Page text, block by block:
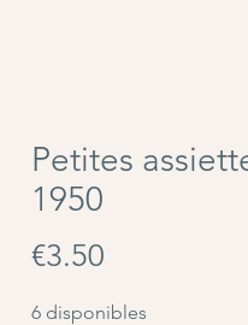
Petites
1950
€3.50
6 disponibles